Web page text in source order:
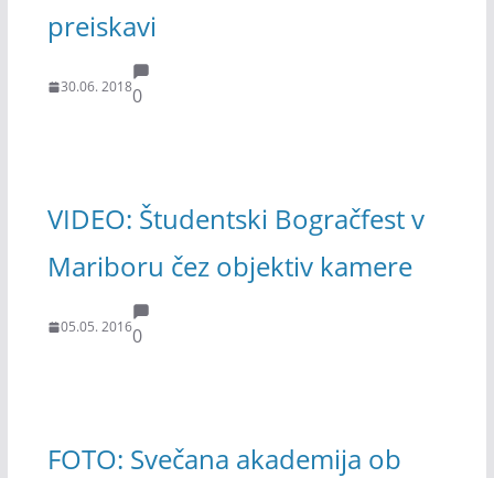
preiskavi
30.06. 20180
VIDEO: Študentski Bogračfest v
Mariboru čez objektiv kamere
05.05. 20160
FOTO: Svečana akademija ob